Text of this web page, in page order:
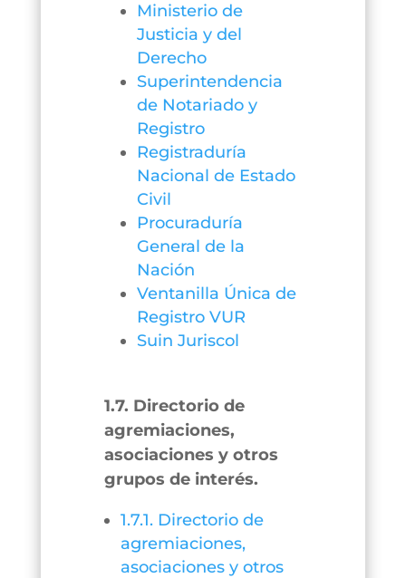
Ministerio de
Justicia y del
Derecho
Superintendencia
de Notariado y
Registro
Registraduría
Nacional de Estado
Civil
Procuraduría
General de la
Nación
Ventanilla Única de
Registro VUR
Suin Juriscol
1.7. Directorio de
agremiaciones,
asociaciones y otros
grupos de interés.
1.7.1. Directorio de
agremiaciones,
asociaciones y otros